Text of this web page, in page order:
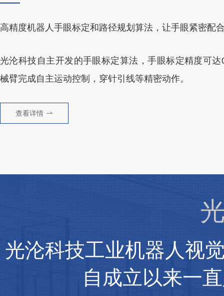
高精度机器人手眼标定和路径规划算法，让手眼紧密配
光沦科技自主开发的手眼标定算法，手眼标定精度可
械臂完成自主运动控制，穿针引线等精密动作。
查看详情
光沦科技工业机器人视
自成立以来一